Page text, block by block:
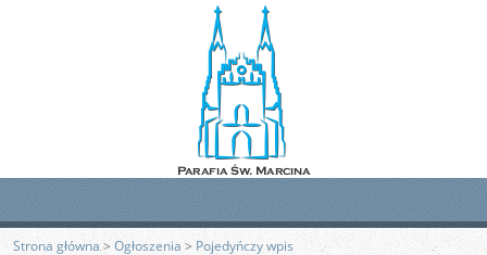
Strona główna> Ogłoszenia>Pojedyńczy wpis